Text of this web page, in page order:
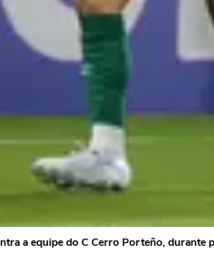
a equipe do C Cerro Porteño,